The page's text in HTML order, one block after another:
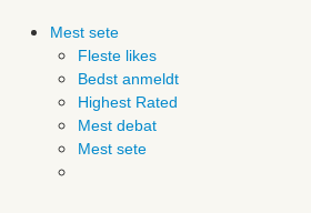
Mest sete
Fleste likes
Bedst anmeldt
Highest Rated
Mest debat
Mest sete